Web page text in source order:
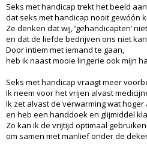
Seks met handicap trekt het beeld
dat seks met handicap nooit gewóón
Ze denken dat wij, ‘gehandicapten’
en dat de liefde bedrijven ons niet
Door intiem met iemand te gaan,
heb ik naast mooie lingerie ook mijn
Seks met handicap vraagt meer
Ik neem voor het vrijen alvast
Ik zet alvast de verwarming wat hoger
en heb een handdoek en glijmiddel
Zo kan ik de vrijtijd optimaal gebruiken.
om samen met manlief onder de